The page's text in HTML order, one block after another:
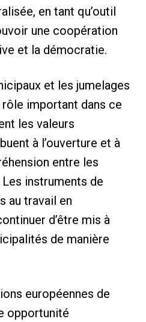
en tant qu’outil
une coopération
et la démocratie.
et les jumelages
important dans ce
les valeurs
à l’ouverture et à
entre les
instruments de
au travail en
d’être mis à
de manière
européennes de
opportunité